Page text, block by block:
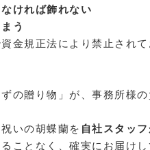
ければ飾れない
う
金規正法により禁止され
の贈り物」が、事務所様
いの胡蝶蘭を 自社スタッ
ことなく、確実にお届けし